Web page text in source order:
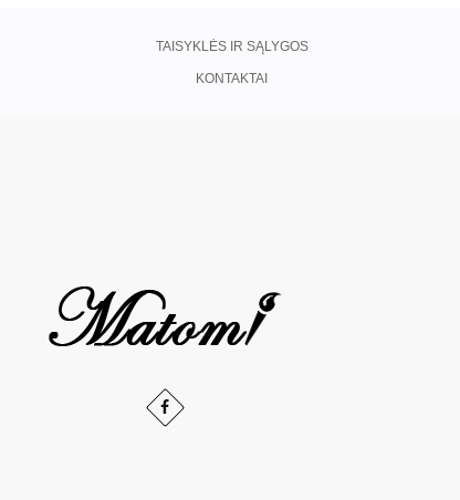
TAISYKLĖS IR SĄLYGOS
KONTAKTAI